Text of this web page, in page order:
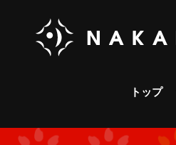
トップ